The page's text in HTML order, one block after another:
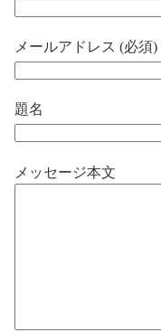
メールアドレス (必須
題名
メッセージ本文